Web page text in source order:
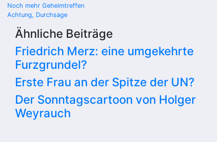
Beitragsnavigation
Noch mehr Geheimtreffen
Achtung, Durchsage
Ähnliche Beiträge
Friedrich Merz: eine umgekehrte
Furzgrundel?
Erste Frau an der Spitze der UN?
Der Sonntagscartoon von Holger
Weyrauch